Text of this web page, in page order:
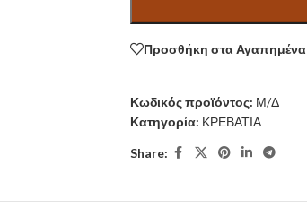
Προσθήκη στα Αγαπημένα
Κωδικός προϊόντος: Μ/Δ
Κατηγορία: ΚΡΕΒΑΤΙΑ
Share: